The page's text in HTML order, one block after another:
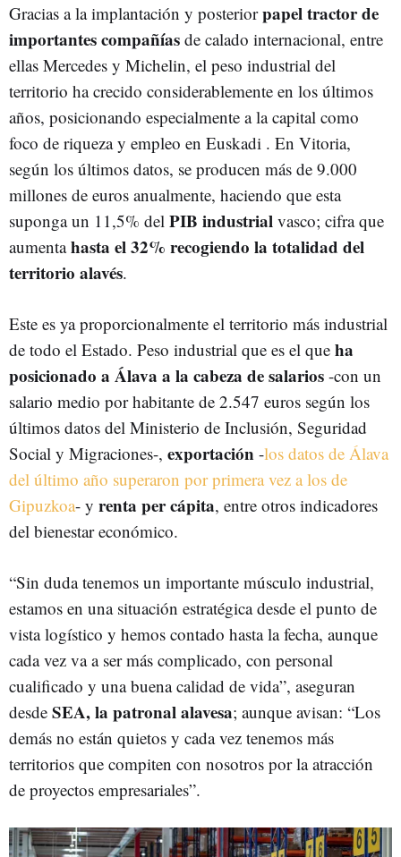
Gracias a la implantación y posteriorpapel tractor de
importantes compañías de calado internacional, entre
ellas Mercedes y Michelin, el peso industrial del
territorio ha crecido considerablemente en los últimos
años, posicionando especialmente a la capital como
foco de riqueza y empleo en Euskadi . En Vitoria,
según los últimos datos, se producen más de 9.000
millones de euros anualmente, haciendo que esta
suponga un 11,5% del PIB industrial vasco; cifra que
aumentahasta el 32% recogiendo la totalidad del
territorio alavés.
Este es ya proporcionalmente el territorio más industrial
de todo el Estado. Peso industrial que es el que ha
posicionado a Álava a la cabeza de salarios -con un
salario medio por habitante de 2.547 euros según los
últimos datos del Ministerio de Inclusión, Seguridad
Social y Migraciones-, exportación -los datos de Álava
del último año superaron por primera vez a los de
Gipuzkoa- y renta per cápita, entre otros indicadores
del bienestar económico.
“Sin duda tenemos un importante músculo industrial,
estamos en una situación estratégica desde el punto de
vista logístico y hemos contado hasta la fecha, aunque
cada vez va a ser más complicado, con personal
cualificado y una buena calidad de vida”, aseguran
desde SEA, la patronal alavesa; aunque avisan: “Los
demás no están quietos y cada vez tenemos más
territorios que compiten con nosotros por la atracción
de proyectos empresariales”.